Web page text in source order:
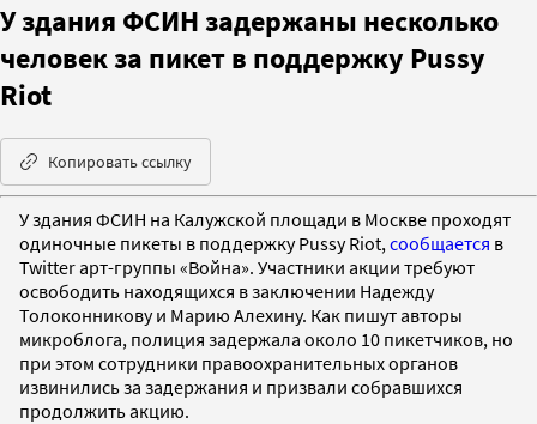
У здания ФСИН задержаны несколько
человек за пикет в поддержку Pussy
Riot
Копировать ссылку
У здания ФСИН на Калужской площади в Москве проходят
одиночные пикеты в поддержку Pussy Riot, сообщается в
Twitter арт-группы «Война». Участники акции требуют
освободить находящихся в заключении Надежду
Толоконникову и Марию Алехину. Как пишут авторы
микроблога, полиция задержала около 10 пикетчиков, но
при этом сотрудники правоохранительных органов
извинились за задержания и призвали собравшихся
продолжить акцию.